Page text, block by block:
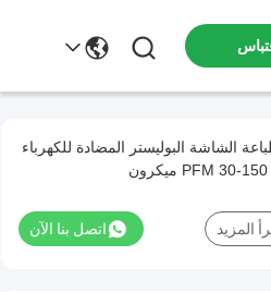
الشاشة البوليستر المضادة للكهرباء
اتصل بنا الآن المزيد